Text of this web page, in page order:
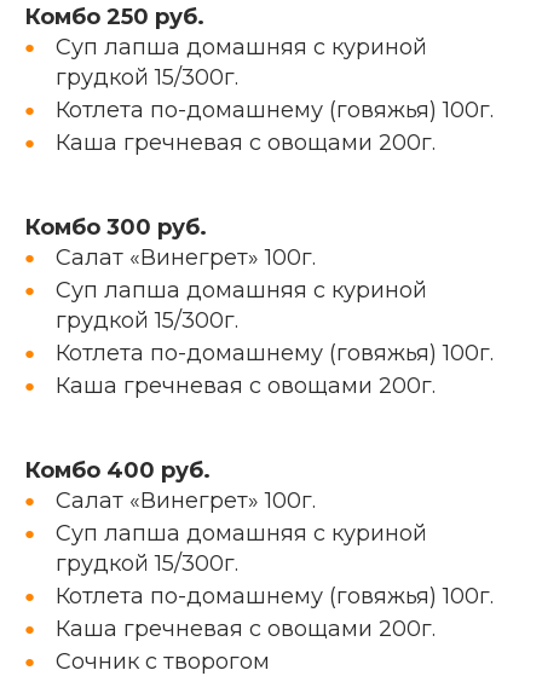
Комбо 250 руб.
Суп лапша домашняя с куриной
грудкой 15/300г.
Котлета по-домашнему (говяжья) 100г.
Каша гречневая с овощами 200г.
Комбо 300 руб.
Салат «Винегрет» 100г.
Суп лапша домашняя с куриной
грудкой 15/300г.
Котлета по-домашнему (говяжья) 100г.
Каша гречневая с овощами 200г.
Комбо 400 руб.
Салат «Винегрет» 100г.
Суп лапша домашняя с куриной
грудкой 15/300г.
Котлета по-домашнему (говяжья) 100г.
Каша гречневая с овощами 200г.
Сочник с творогом